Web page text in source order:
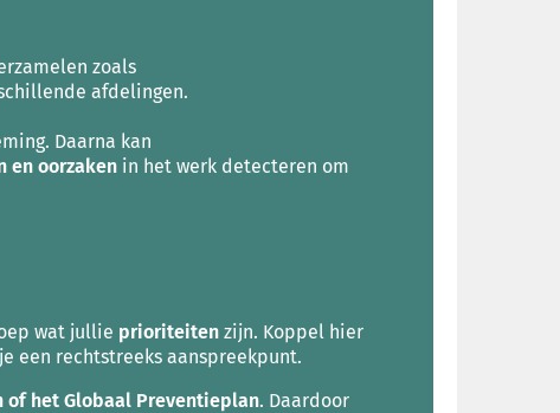
zoals
afdelingen.
Daarna kan
en oorzaken in het werk detecteren om
wat jullie prioriteiten zijn. Koppel hier
een rechtstreeks aanspreekpunt.
het Globaal Preventieplan. Daardoor